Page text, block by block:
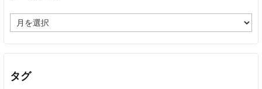
ー
カ
イ
タグ